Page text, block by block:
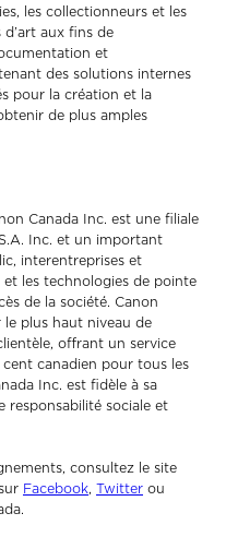
les collectionneurs et les
aux fins de
et
des solutions internes
pour la création et la
de plus amples
Canada Inc. est une filiale
Inc. et un important
interentreprises et
et les technologies de pointe
de la société. Canon
le plus haut niveau de
offrant un service
canadien pour tous les
Inc. est fidèle à sa
responsabilité sociale et
consultez le site
Facebook, Twitter ou